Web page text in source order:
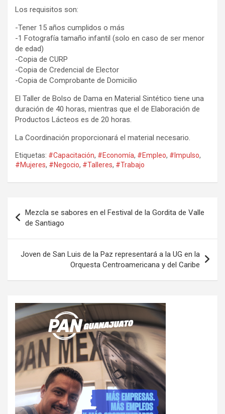
Los requisitos son:
-Tener 15 años cumplidos o más
-1 Fotografía tamaño infantil (solo en caso de ser menor
de edad)
-Copia de CURP
-Copia de Credencial de Elector
-Copia de Comprobante de Domicilio
El Taller de Bolso de Dama en Material Sintético tiene una
duración de 40 horas, mientras que el de Elaboración de
Productos Lácteos es de 20 horas.
La Coordinación proporcionará el material necesario.
Etiquetas: #Capacitación, #Economía, #Empleo, #Impulso,
#Mujeres, #Negocio, #Talleres, #Trabajo
de
entradas
Mezcla se sabores en el Festival de la Gordita de Valle
de Santiago
Joven de San Luis de la Paz representará a la UG en la
Orquesta Centroamericana y del Caribe